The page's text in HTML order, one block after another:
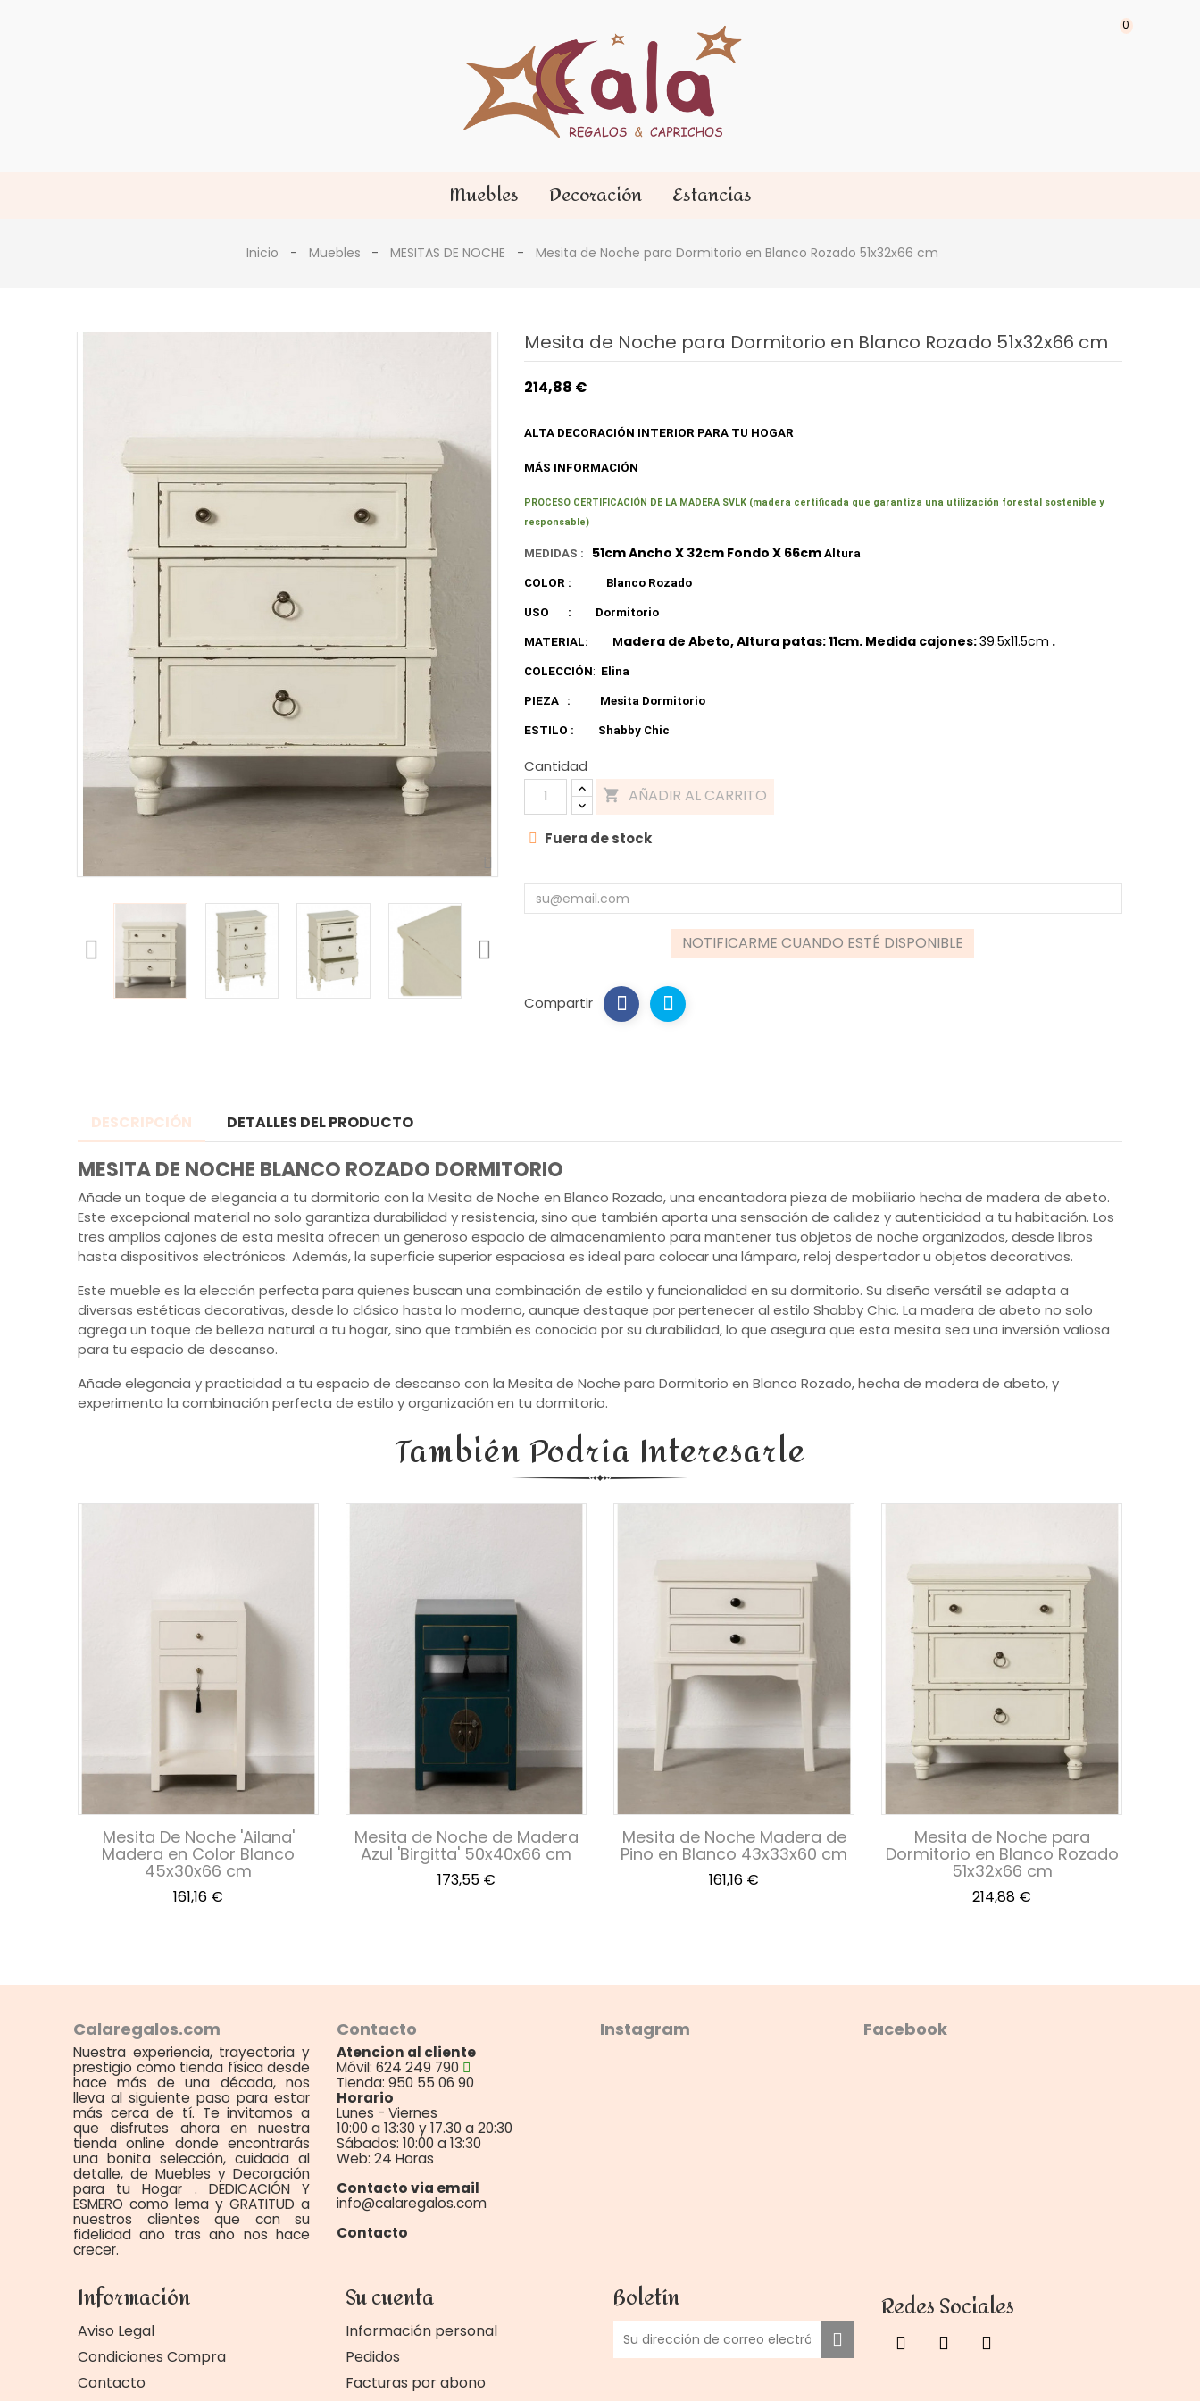
0
Muebles Decoración Estancias
Inicio Muebles MESITAS DE NOCHE Mesita de Noche para Dormitorio en Blanco Rozado 51x32x66 cm
Mesita de Noche para Dormitorio en Blanco Rozado 51x32x66 cm
214,88 €
ALTA DECORACIÓN INTERIOR PARA TU HOGAR
MÁS INFORMACIÓN
PROCESO CERTIFICACIÓN DE LA MADERA SVLK (madera certificada que garantiza una utilización forestal sostenible y
responsable)
MEDIDAS : 51cm Ancho X 32cm Fondo X 66cm Altura
COLOR : Blanco Rozado
USO : Dormitorio
MATERIAL: Madera de Abeto, Altura patas: 11cm. Medida cajones:39.5x11.5cm .
COLECCIÓN: Elina
PIEZA : Mesita Dormitorio
ESTILO : Shabby Chic
Cantidad
 AÑADIR AL CARRITO
Fuera de stock
NOTIFICARME CUANDO ESTÉ DISPONIBLE
Compartir
DESCRIPCIÓN DETALLES DEL PRODUCTO
MESITA DE NOCHE BLANCO ROZADO DORMITORIO
Añade un toque de elegancia a tu dormitorio con la Mesita de Noche en Blanco Rozado, una encantadora pieza de mobiliario hecha de madera de abeto.
Este excepcional material no solo garantiza durabilidad y resistencia, sino que también aporta una sensación de calidez y autenticidad a tu habitación. Los
tres amplios cajones de esta mesita ofrecen un generoso espacio de almacenamiento para mantener tus objetos de noche organizados, desde libros
hasta dispositivos electrónicos. Además, la superficie superior espaciosa es ideal para colocar una lámpara, reloj despertador u objetos decorativos.
Este mueble es la elección perfecta para quienes buscan una combinación de estilo y funcionalidad en su dormitorio. Su diseño versátil se adapta a
diversas estéticas decorativas, desde lo clásico hasta lo moderno, aunque destaque por pertenecer al estilo Shabby Chic. La madera de abeto no solo
agrega un toque de belleza natural a tu hogar, sino que también es conocida por su durabilidad, lo que asegura que esta mesita sea una inversión valiosa
para tu espacio de descanso.
Añade elegancia y practicidad a tu espacio de descanso con la Mesita de Noche para Dormitorio en Blanco Rozado, hecha de madera de abeto, y
experimenta la combinación perfecta de estilo y organización en tu dormitorio.
También Podría Interesarle
Mesita De Noche 'Ailana'
Madera en Color Blanco
45x30x66 cm
Precio
161,16 €
Mesita de Noche de Madera
Azul 'Birgitta' 50x40x66 cm
Precio
173,55 €
Mesita de Noche Madera de
Pino en Blanco 43x33x60 cm
Precio
161,16 €
Mesita de Noche para
Dormitorio en Blanco Rozado
51x32x66 cm
Precio
214,88 €
Calaregalos.com
Nuestra experiencia, trayectoria y
prestigio como tienda física desde
hace más de una década, nos
lleva al siguiente paso para estar
más cerca de tí. Te invitamos a
que disfrutes ahora en nuestra
tienda online donde encontrarás
una bonita selección, cuidada al
detalle, de Muebles y Decoración
para tu Hogar . DEDICACIÓN Y
ESMERO como lema y GRATITUD a
nuestros clientes que con su
fidelidad año tras año nos hace
crecer.
Contacto
Atencion al cliente
Móvil: 624 249 790
Tienda: 950 55 06 90
Horario
Lunes - Viernes
10:00 a 13:30 y 17.30 a 20:30
Sábados: 10:00 a 13:30
Web: 24 Horas
Contacto via email
info@calaregalos.com
Contacto
Instagram Facebook
Información
Aviso Legal
Condiciones Compra
Contacto
Su cuenta
Información personal
Pedidos
Facturas por abono
Boletín Redes Sociales